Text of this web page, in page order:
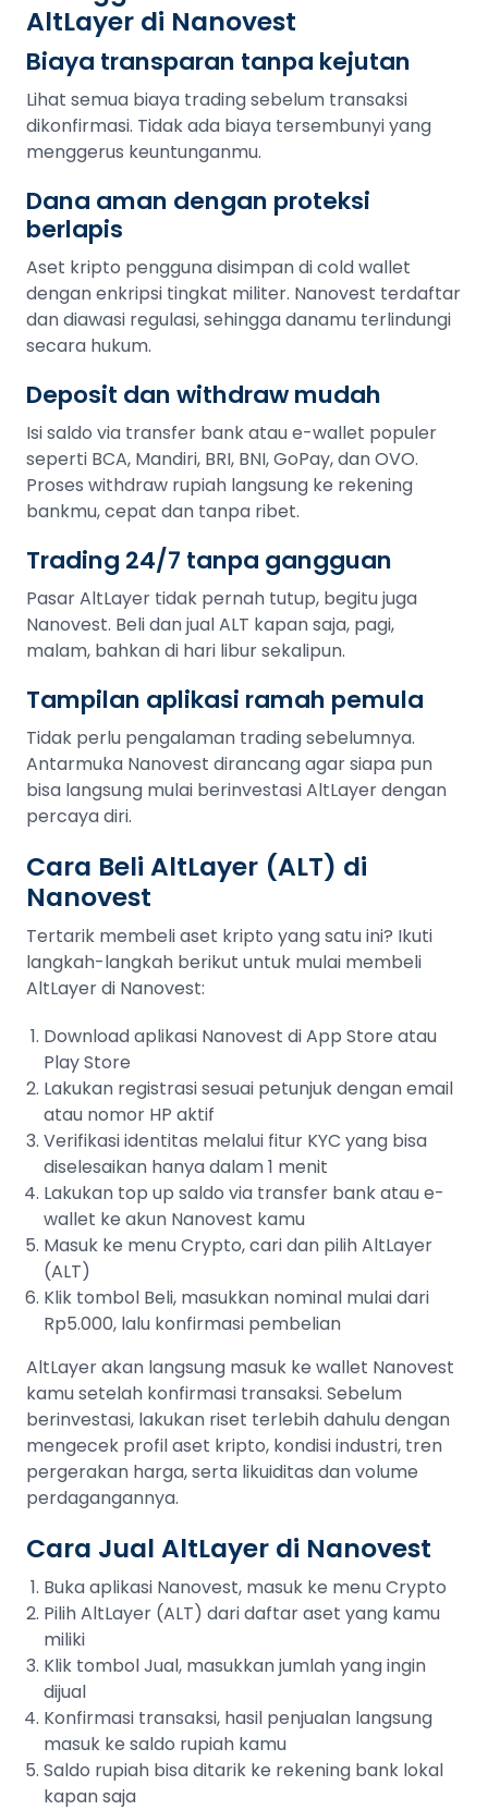
AltLayer di Nanovest
Biaya transparan tanpa kejutan
Lihat semua biaya trading sebelum transaksi
dikonfirmasi. Tidak ada biaya tersembunyi yang
menggerus keuntunganmu.
Dana aman dengan proteksi
berlapis
Aset kripto pengguna disimpan di cold wallet
dengan enkripsi tingkat militer. Nanovest terdaftar
dan diawasi regulasi, sehingga danamu terlindungi
secara hukum.
Deposit dan withdraw mudah
Isi saldo via transfer bank atau e-wallet populer
seperti BCA, Mandiri, BRI, BNI, GoPay, dan OVO.
Proses withdraw rupiah langsung ke rekening
bankmu, cepat dan tanpa ribet.
Trading 24/7 tanpa gangguan
Pasar AltLayer tidak pernah tutup, begitu juga
Nanovest. Beli dan jual ALT kapan saja, pagi,
malam, bahkan di hari libur sekalipun.
Tampilan aplikasi ramah pemula
Tidak perlu pengalaman trading sebelumnya.
Antarmuka Nanovest dirancang agar siapa pun
bisa langsung mulai berinvestasi AltLayer dengan
percaya diri.
Cara Beli AltLayer (ALT) di
Nanovest
Tertarik membeli aset kripto yang satu ini? Ikuti
langkah-langkah berikut untuk mulai membeli
AltLayer di Nanovest:
Download aplikasi Nanovest di App Store atau
Play Store
Lakukan registrasi sesuai petunjuk dengan email
atau nomor HP aktif
Verifikasi identitas melalui fitur KYC yang bisa
diselesaikan hanya dalam 1 menit
Lakukan top up saldo via transfer bank atau e-
wallet ke akun Nanovest kamu
Masuk ke menu Crypto, cari dan pilih AltLayer
(ALT)
Klik tombol Beli, masukkan nominal mulai dari
Rp5.000, lalu konfirmasi pembelian
AltLayer akan langsung masuk ke wallet Nanovest
kamu setelah konfirmasi transaksi. Sebelum
berinvestasi, lakukan riset terlebih dahulu dengan
mengecek profil aset kripto, kondisi industri, tren
pergerakan harga, serta likuiditas dan volume
perdagangannya.
Cara Jual AltLayer di Nanovest
Buka aplikasi Nanovest, masuk ke menu Crypto
Pilih AltLayer (ALT) dari daftar aset yang kamu
miliki
Klik tombol Jual, masukkan jumlah yang ingin
dijual
Konfirmasi transaksi, hasil penjualan langsung
masuk ke saldo rupiah kamu
Saldo rupiah bisa ditarik ke rekening bank lokal
kapan saja